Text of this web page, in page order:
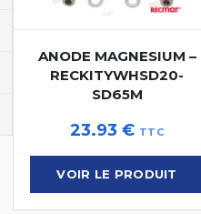
ANODE MAGNESIUM –
RECKITYWHSD20-
SD65M
23.93 € TTC
VOIR LE PRODUIT